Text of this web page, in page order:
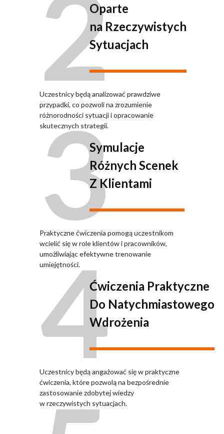
2Oparte
na Rzeczywistych
Sytuacjach
Uczestnicy będą analizować prawdziwe
przypadki, co pozwoli na zrozumienie
różnorodności sytuacji i opracowanie
skutecznych strategii.
3Symulacje
Różnych Scenek
Z Klientami
Praktyczne ćwiczenia pomogą uczestnikom
wcielić się w role klientów i pracowników,
umożliwiając efektywne trenowanie
umiejętności.
4Ćwiczenia Praktyczne
Do Natychmiastowego
Wdrożenia
Uczestnicy będą angażować się w praktyczne
ćwiczenia, które pozwolą na bezpośrednie
zastosowanie zdobytej wiedzy
w rzeczywistych sytuacjach.